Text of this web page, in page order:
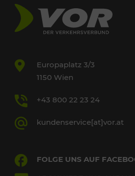
Europaplatz 3/3
1150 Wien
+43 800 22 23 24
kundenservice[at]vor.at
FOLGE UNS AUF